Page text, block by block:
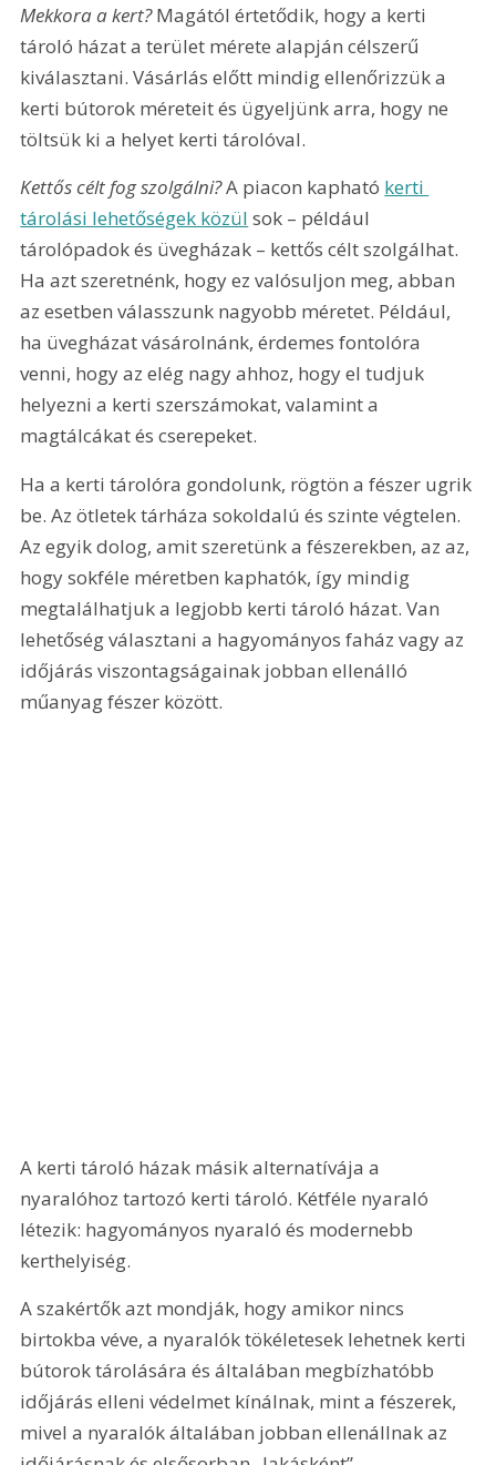
Mekkora a kert? Magától értetődik, hogy a kerti
tároló házat a terület mérete alapján célszerű
kiválasztani. Vásárlás előtt mindig ellenőrizzük a
kerti bútorok méreteit és ügyeljünk arra, hogy ne
töltsük ki a helyet kerti tárolóval.
Kettős célt fog szolgálni? A piacon kapható kerti
tárolási lehetőségek közül sok – például
tárolópadok és üvegházak – kettős célt szolgálhat.
Ha azt szeretnénk, hogy ez valósuljon meg, abban
az esetben válasszunk nagyobb méretet. Például,
ha üvegházat vásárolnánk, érdemes fontolóra
venni, hogy az elég nagy ahhoz, hogy el tudjuk
helyezni a kerti szerszámokat, valamint a
magtálcákat és cserepeket.
Ha a kerti tárolóra gondolunk, rögtön a fészer ugrik
be. Az ötletek tárháza sokoldalú és szinte végtelen.
Az egyik dolog, amit szeretünk a fészerekben, az az,
hogy sokféle méretben kaphatók, így mindig
megtalálhatjuk a legjobb kerti tároló házat. Van
lehetőség választani a hagyományos faház vagy az
időjárás viszontagságainak jobban ellenálló
műanyag fészer között.
A kerti tároló házak másik alternatívája a
nyaralóhoz tartozó kerti tároló. Kétféle nyaraló
létezik: hagyományos nyaraló és modernebb
kerthelyiség.
A szakértők azt mondják, hogy amikor nincs
birtokba véve, a nyaralók tökéletesek lehetnek kerti
bútorok tárolására és általában megbízhatóbb
időjárás elleni védelmet kínálnak, mint a fészerek,
mivel a nyaralók általában jobban ellenállnak az